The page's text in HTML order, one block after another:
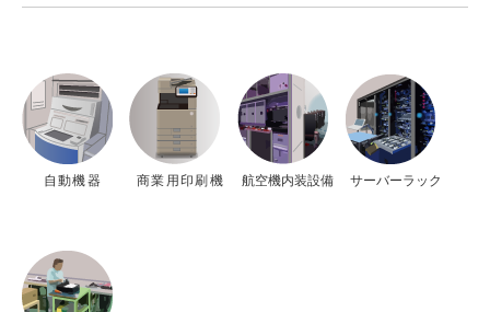
自動機器 商業用印刷機 航空機内装設備 サーバーラック